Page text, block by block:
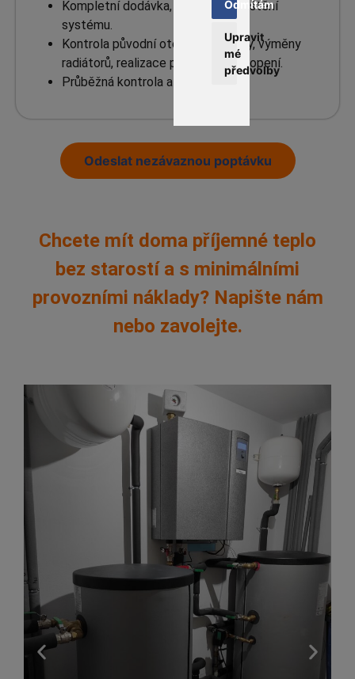
Odmítám
Upravit
mé
předvolby
Kompletní dodávka, montáž a spuštění
systému.
Kontrola původní otopné soustavy, výměny
radiátorů, realizace podlahového topení.
Průběžná kontrola a servis.
Odeslat nezávaznou poptávku
Chcete mít doma příjemné teplo
bez starostí a s minimálními
provozními náklady? Napište nám
nebo zavolejte.